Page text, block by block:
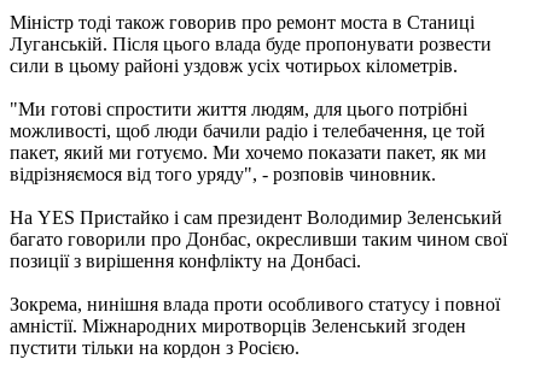
Міністр тоді також говорив про ремонт моста в Станиці
Луганській. Після цього влада буде пропонувати розвести
сили в цьому районі уздовж усіх чотирьох кілометрів.
"Ми готові спростити життя людям, для цього потрібні
можливості, щоб люди бачили радіо і телебачення, це той
пакет, який ми готуємо. Ми хочемо показати пакет, як ми
відрізняємося від того уряду", - розповів чиновник.
На YES Пристайко і сам президент Володимир Зеленський
багато говорили про Донбас, окресливши таким чином свої
позиції з вирішення конфлікту на Донбасі.
Зокрема, нинішня влада проти особливого статусу і повної
амністії. Міжнародних миротворців Зеленський згоден
пустити тільки на кордон з Росією.